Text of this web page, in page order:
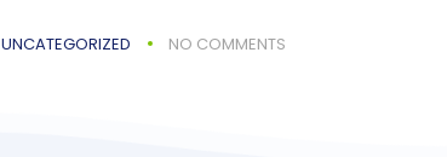
UNCATEGORIZED NO COMMENTS